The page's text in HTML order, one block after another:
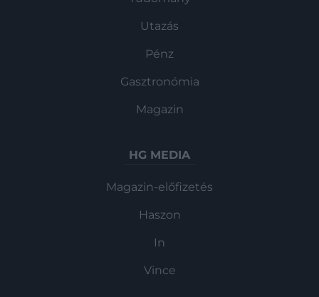
Utazás
Pénz
Gasztronómia
Magazin
HG MEDIA
Magazin-előfizetés
Haszon
In
Vince